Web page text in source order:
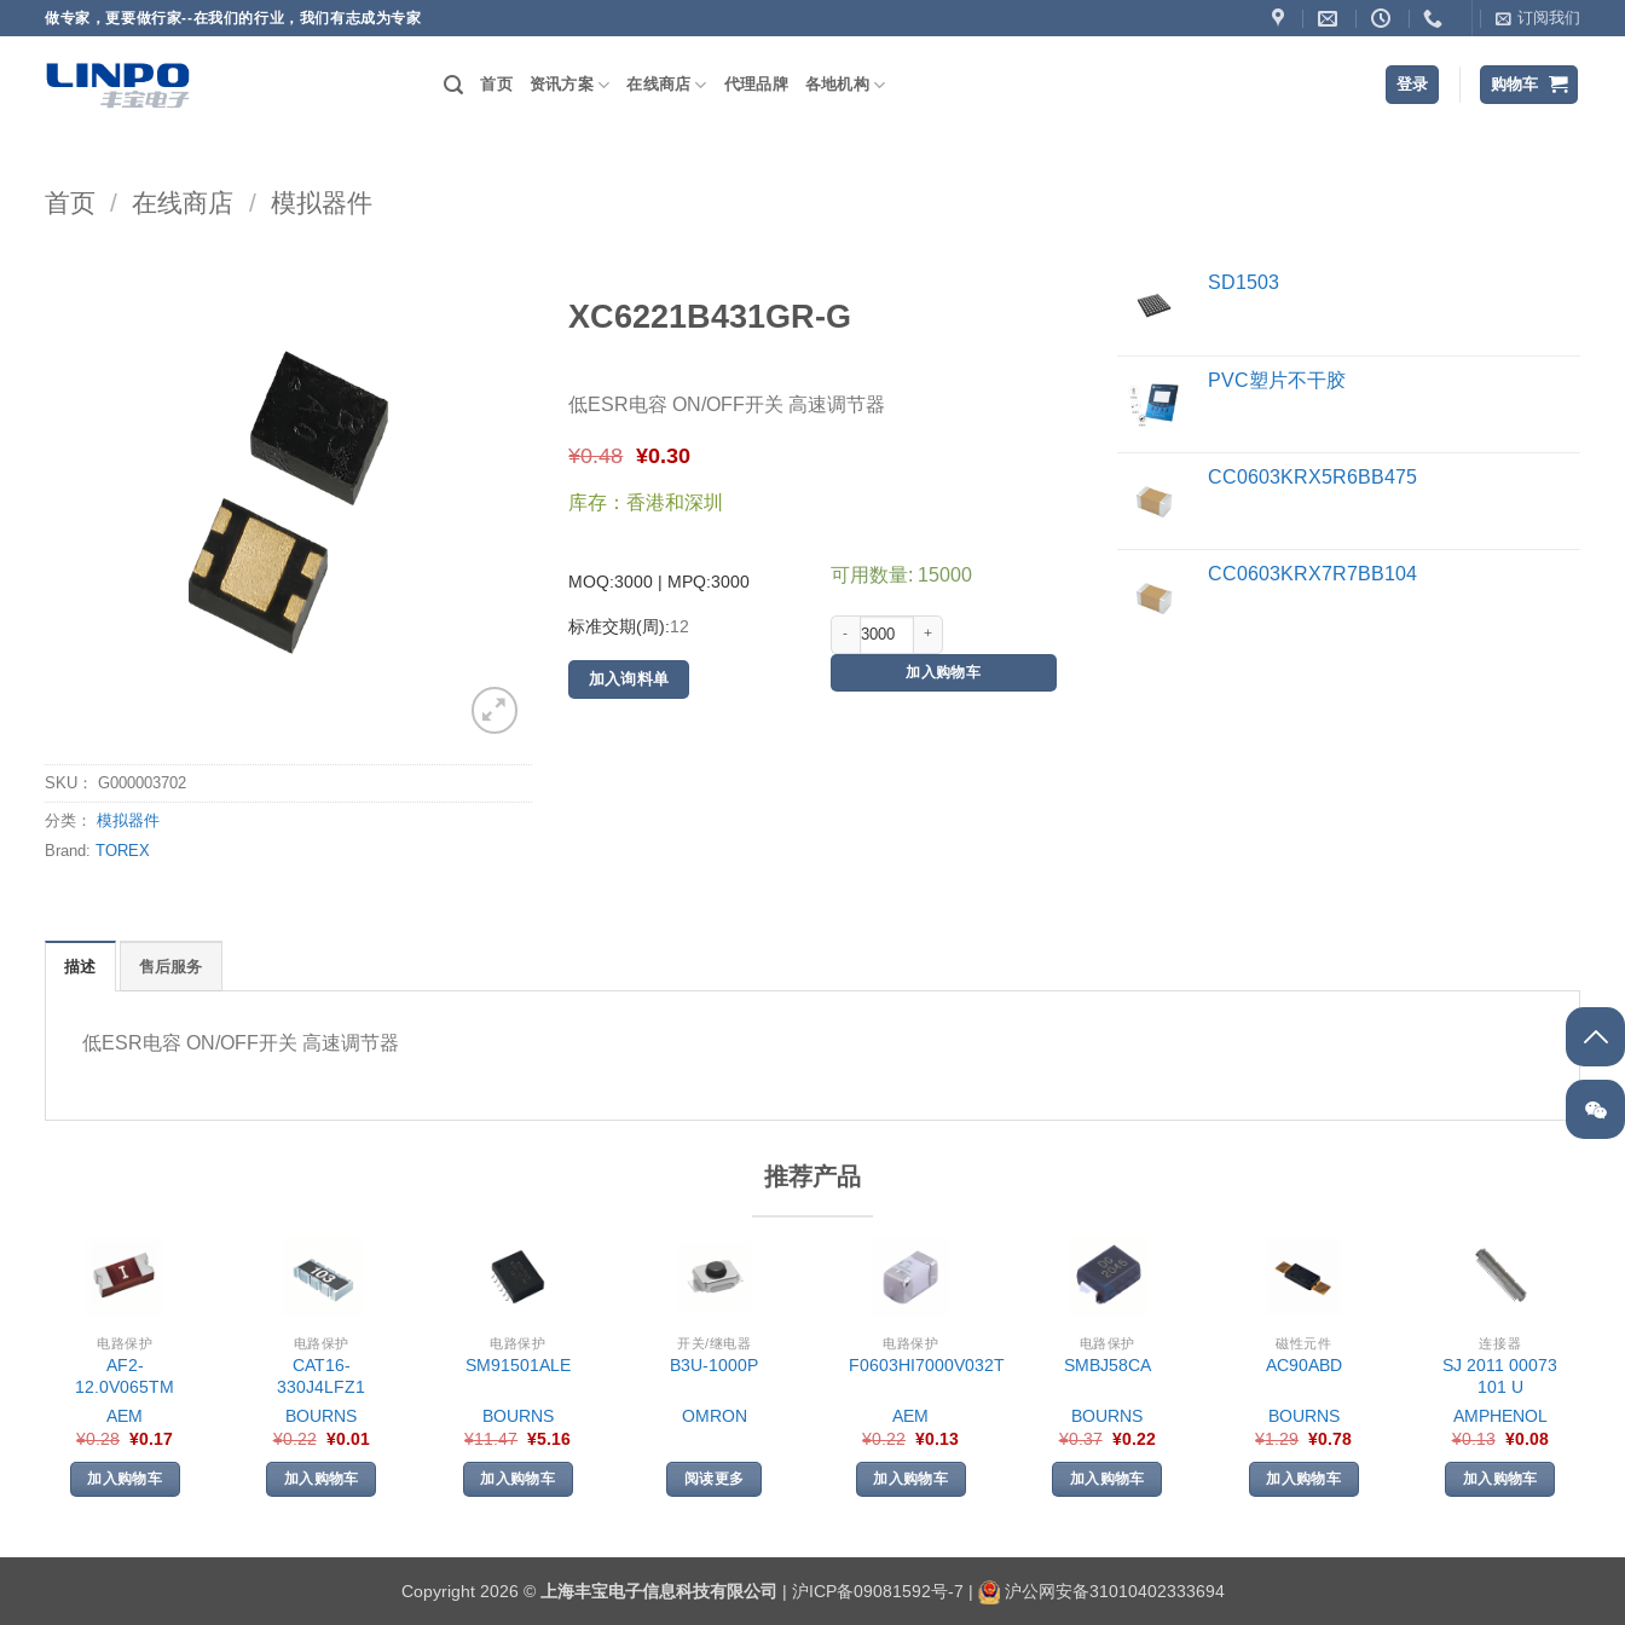
做专家，更要做行家--在我们的行业，我们有志成为专家 订阅我们
首页 资讯方案 在线商店 代理品牌 各地机构 登录 购物车
首页 / 在线商店 / 模拟器件
SKU： G000003702
分类： 模拟器件
Brand: TOREX
XC6221B431GR-G
低ESR电容 ON/OFF开关 高速调节器
¥0.48 ¥0.30
库存：香港和深圳
MOQ:3000 | MPQ:3000
标准交期(周):12
加入询料单
可用数量: 15000
加入购物车
SD1503
PVC塑片不干胶
CC0603KRX5R6BB475
CC0603KRX7R7BB104
描述 售后服务
低ESR电容 ON/OFF开关 高速调节器
推荐产品
电路保护
AF2-
12.0V065TM
AEM
¥0.28 ¥0.17
加入购物车
电路保护
CAT16-
330J4LFZ1
BOURNS
¥0.22 ¥0.01
加入购物车
电路保护
SM91501ALE
BOURNS
¥11.47 ¥5.16
加入购物车
开关/继电器
B3U-1000P
OMRON
阅读更多
电路保护
F0603HI7000V032T
AEM
¥0.22 ¥0.13
加入购物车
电路保护
SMBJ58CA
BOURNS
¥0.37 ¥0.22
加入购物车
磁性元件
AC90ABD
BOURNS
¥1.29 ¥0.78
加入购物车
连接器
SJ 2011 00073
101 U
AMPHENOL
¥0.13 ¥0.08
加入购物车
Copyright 2026 © 上海丰宝电子信息科技有限公司 | 沪ICP备09081592号-7 | 沪公网安备31010402333694